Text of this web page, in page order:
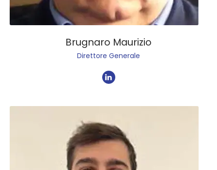
Brugnaro Maurizio
Direttore Generale